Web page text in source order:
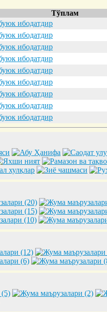
Тўплам
ибодатдир
ибодатдир
ибодатдир
ибодатдир
ибодатдир
ибодатдир
ибодатдир
ибодатдир
ибодатдир